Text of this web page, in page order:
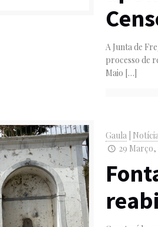
A Junta de
processo de
Maio […]
Gaula
29 Março,